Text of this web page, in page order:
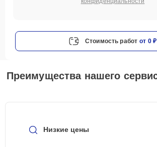
Стоимость работ от 0 ₽
Преимущества нашего
Низкие цены